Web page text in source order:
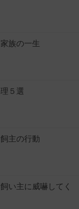
族の一生
５選
主の行動
い主に威嚇してく